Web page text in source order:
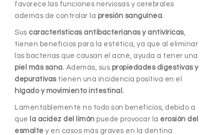
favorece las funciones nerviosas y cerebrales
además de controlar la presión sanguínea.
Sus características antibacterianas y antivíricas,
tienen beneficios para la estética, ya que al eliminar
las bacterias que causan el acné, ayuda a tener una
piel más sana. Además, sus propiedades digestivas y
depurativastienen una incidencia positiva en el
hígado y movimiento intestinal.
Lamentablemente no todo son beneficios, debido a
que
la acidez del limón puede provocar la erosión del
esmalte y en casos más graves en la dentina.